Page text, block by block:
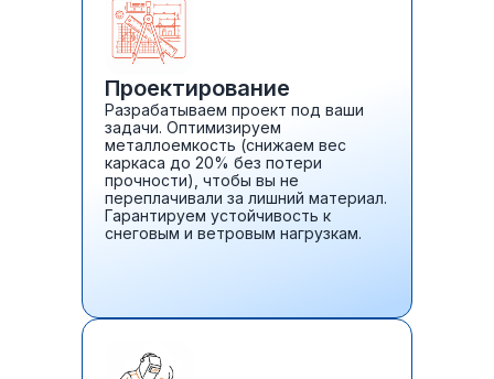
Проектирование
Разрабатываем проект под ваши
задачи. Оптимизируем
металлоемкость (снижаем вес
каркаса до 20% без потери
прочности), чтобы вы не
переплачивали за лишний материал.
Гарантируем устойчивость к
снеговым и ветровым нагрузкам.